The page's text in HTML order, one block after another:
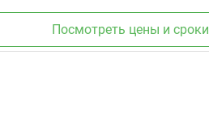
Посмотреть цены и сроки